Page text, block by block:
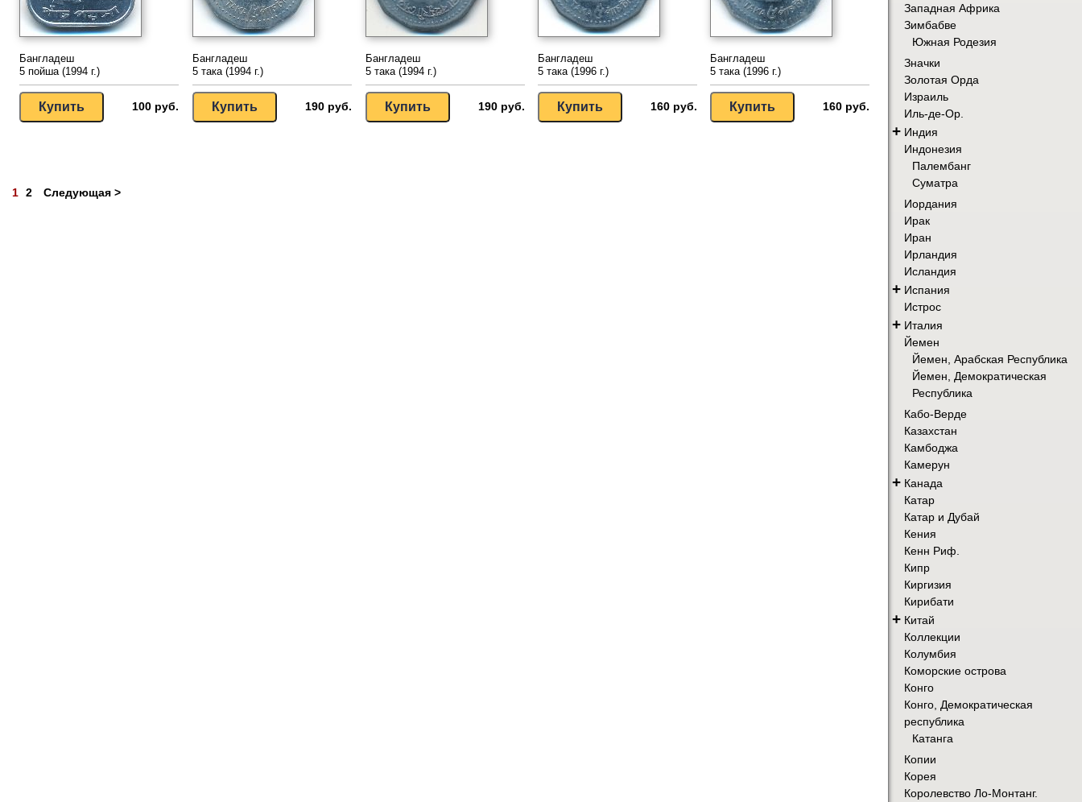
Бангладеш
5 пойша (1994 г.)
100 руб.
Бангладеш
5 така (1994 г.)
190 руб.
Бангладеш
5 така (1994 г.)
190 руб.
Бангладеш
5 така (1996 г.)
160 руб.
Бангладеш
5 така (1996 г.)
160 руб.
1 2 Следующая >
Западная Африка
Зимбабве
Южная Родезия
Значки
Золотая Орда
Израиль
Иль-де-Ор.
+ Индия
Индонезия
Палембанг
Суматра
Иордания
Ирак
Иран
Ирландия
Исландия
+ Испания
Истрос
+ Италия
Йемен
Йемен, Арабская Республика
Йемен, Демократическая
Республика
Кабо-Верде
Казахстан
Камбоджа
Камерун
+ Канада
Катар
Катар и Дубай
Кения
Кенн Риф.
Кипр
Киргизия
Кирибати
+ Китай
Коллекции
Колумбия
Коморские острова
Конго
Конго, Демократическая
республика
Катанга
Копии
Корея
Королевство Ло-Монтанг.